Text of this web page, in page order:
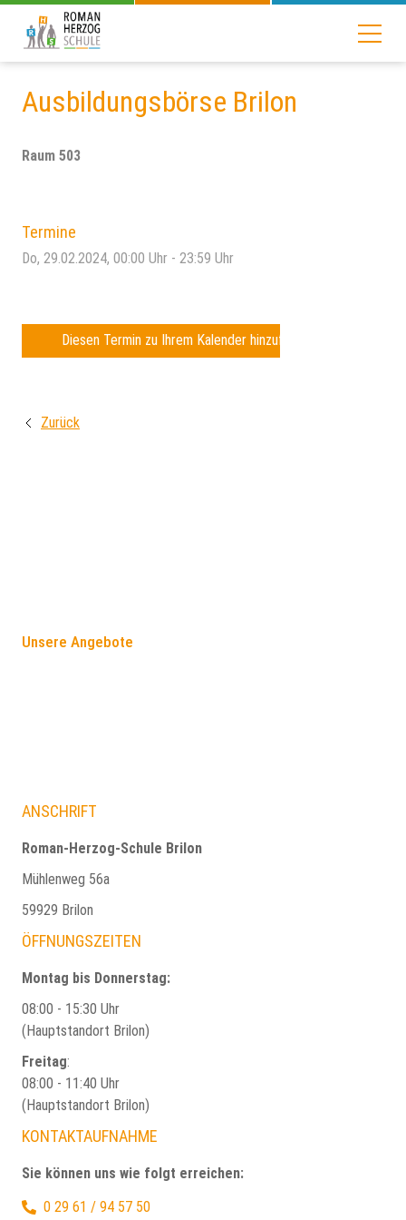
Ausbildungsbörse Brilon
Raum 503
Termine
Do, 29.02.2024, 00:00 Uhr - 23:59 Uhr
Diesen Termin zu Ihrem Kalender hinzufügen
Zurück
Unsere Angebote
ANSCHRIFT
Roman-Herzog-Schule Brilon
Mühlenweg 56a
59929 Brilon
ÖFFNUNGSZEITEN
Montag bis Donnerstag:
08:00 - 15:30 Uhr
(Hauptstandort Brilon)
Freitag:
08:00 - 11:40 Uhr
(Hauptstandort Brilon)
KONTAKTAUFNAHME
Sie können uns wie folgt erreichen:
0 29 61 / 94 57 50